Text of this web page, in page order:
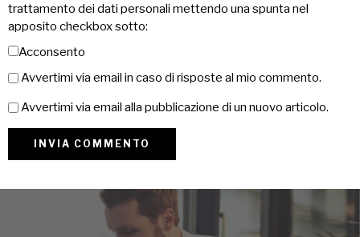
trattamento dei dati personali mettendo una spunta nel
apposito checkbox sotto:
Acconsento
Avvertimi via email in caso di risposte al mio commento.
Avvertimi via email alla pubblicazione di un nuovo articolo.